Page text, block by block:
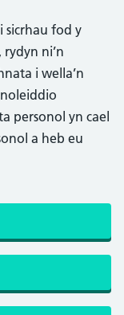
sicrhau fod y
ni’n
i wella’n
personol yn cael
a heb eu